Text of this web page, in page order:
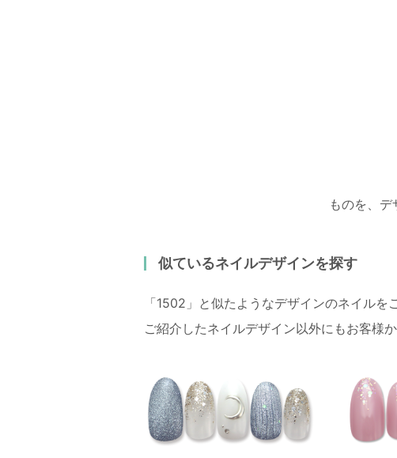
ものを、
似ているネイルデザインを探す
「1502」と似たようなデザインのネイルを
ご紹介したネイルデザイン以外にもお客様